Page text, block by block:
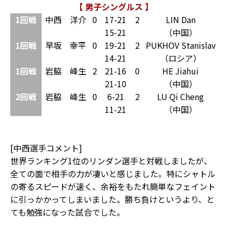
【 男子シングルス 】
1回戦
中西 洋介 0
17-21
15-21
2
LIN Dan
（中国）
1回戦
早坂 幸平 0
19-21
14-21
2 PUKHOV Stanislav
（ロシア）
1回戦
岩脇 峰生 2
21-16
21-10
0
HE Jiahui
（中国）
2回戦
岩脇 峰生 0
6-21
11-21
2
LU Qi Cheng
（中国）
[中西選手コメント]
世界ランキング1位のリンダン選手と対戦しましたが、
全ての面で相手の力が凄いと感じました。特にシャトル
の寄るスピードが速く、余裕をもたれ簡単なフェイント
に引っかかってしまいました。勝ち負けというより、と
ても勉強になった試合でした。